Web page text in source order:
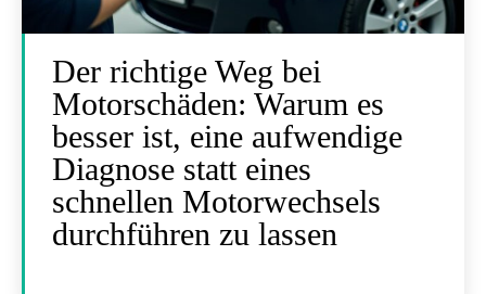
Der richtige Weg bei
Motorschäden: Warum es
besser ist, eine aufwendige
Diagnose statt eines
schnellen Motorwechsels
durchführen zu lassen